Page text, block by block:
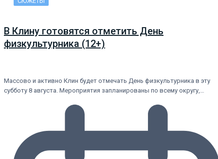
В Клину готовятся отметить День
физкультурника (12+)
Массово и активно Клин будет отмечать День физкультурника в эту
субботу 8 августа. Мероприятия запланированы по всему округу,…